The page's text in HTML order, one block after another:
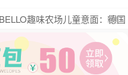
更多
机生态新未来
趣味农场儿童意面：德国
主张
牌儿童意面：健康与美味的完
与塞尔维亚黑松露的完美邂